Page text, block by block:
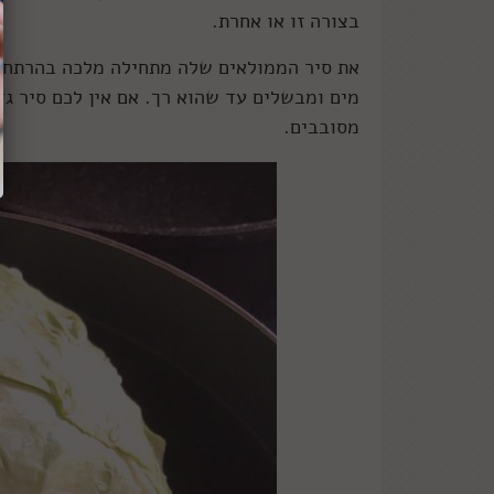
בצורה זו או אחרת.
את סיר הממולאים שלה מתחילה מלכה
מסובבים.